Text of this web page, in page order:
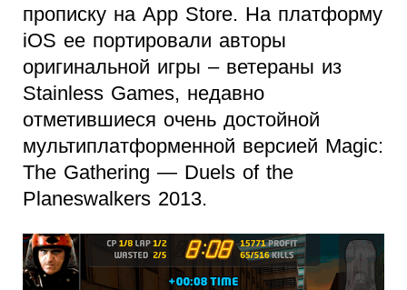
прописку на App Store. На платформу
iOS ее портировали авторы
оригинальной игры – ветераны из
Stainless Games, недавно
отметившиеся очень достойной
мультиплатформенной версией Magic:
The Gathering — Duels of the
Planeswalkers 2013.